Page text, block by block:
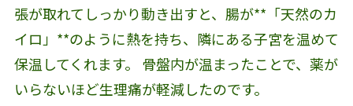
張が取れてしっかり動き出すと、腸が**「天然のカ
イロ」**のように熱を持ち、隣にある子宮を温めて
保温してくれます。 骨盤内が温まったことで、薬が
いらないほど生理痛が軽減したのです。